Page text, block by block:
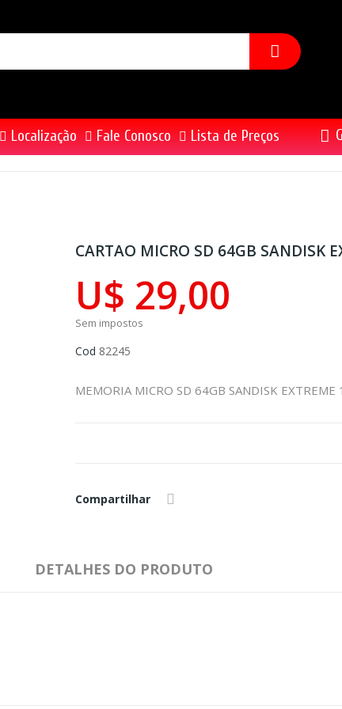
Localização Fale Conosco Lista de Preços
CARTAO MICRO SD 64GB SANDISK
U$ 29,00
Sem impostos
Cod 82245
MEMORIA MICRO SD 64GB SANDISK
Compartilhar
DETALHES DO PRODUTO